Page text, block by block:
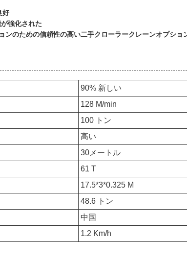
好
強化された
ンのための信頼性の高い二手クローラークレーンオプショ
90% 新しい
128 M/min
100 トン
高い
30メートル
61 T
17.5*3*0.325 M
48.6 トン
中国
1.2 Km/h